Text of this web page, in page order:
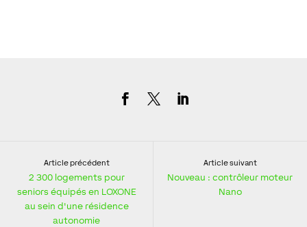
Article précédent
2 300 logements pour
seniors équipés en LOXONE
au sein d'une résidence
autonomie
Article suivant
Nouveau : contrôleur moteur
Nano